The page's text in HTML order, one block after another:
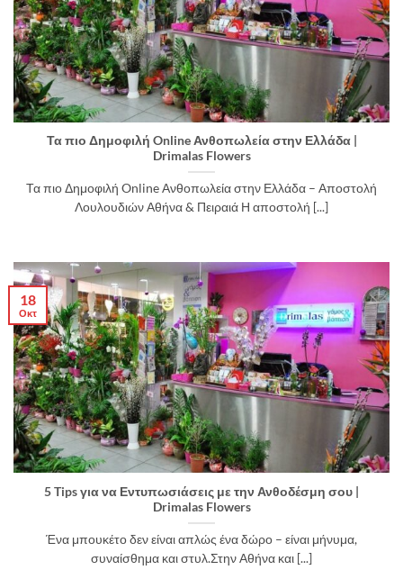
Τα πιο Δημοφιλή Online Ανθοπωλεία στην Ελλάδα |
Drimalas Flowers
Τα πιο Δημοφιλή Online Ανθοπωλεία στην Ελλάδα – Αποστολή
Λουλουδιών Αθήνα & Πειραιά Η αποστολή [...]
5 Tips για να Εντυπωσιάσεις με την Ανθοδέσμη σου |
Drimalas Flowers
Ένα μπουκέτο δεν είναι απλώς ένα δώρο – είναι μήνυμα,
συναίσθημα και στυλ.Στην Αθήνα και [...]
18
Οκτ